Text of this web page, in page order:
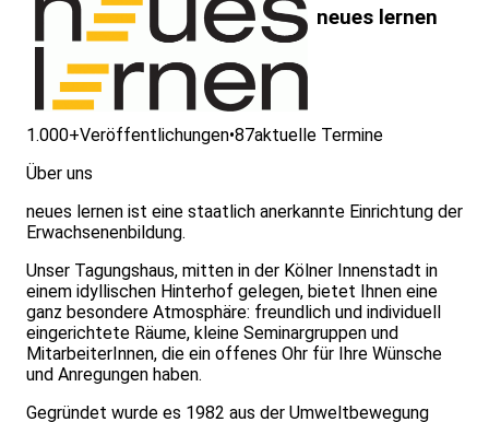
neues lernen
1.000+Veröffentlichungen•87aktuelle Termine
Über uns
neues lernen ist eine staatlich anerkannte Einrichtung der
Erwachsenenbildung.
Unser Tagungshaus, mitten in der Kölner Innenstadt in
einem idyllischen Hinterhof gelegen, bietet Ihnen eine
ganz besondere Atmosphäre: freundlich und individuell
eingerichtete Räume, kleine Seminargruppen und
MitarbeiterInnen, die ein offenes Ohr für Ihre Wünsche
und Anregungen haben.
Gegründet wurde es 1982 aus der Umweltbewegung